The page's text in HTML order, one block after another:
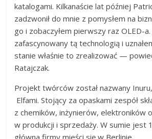
katalogami. Kilkanaście lat później
zadzwonił do mnie z pomysłem na
go i zobaczyłem pierwszy raz OLED-a.
zafascynowany tą technologią i
stanie właśnie to zrealizować —
Ratajczak.
Projekt twórców został nazwany
Elfami. Stojący za opaskami zespół
z chemików, inżynierów, elektroników
w produkcji i sprzedaży. W sumie jest